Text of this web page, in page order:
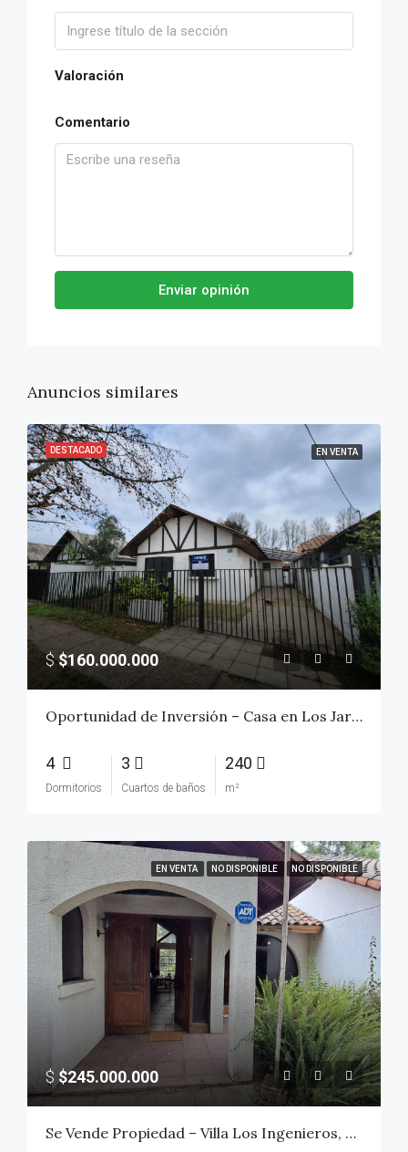
Valoración
Comentario
Enviar opinión
Anuncios similares
DESTACADO EN VENTA
$$160.000.000
Oportunidad de Inversión – Casa en Los Jardines de Talca
4
Dormitorios
3
Cuartos de baños
240
m²
EN VENTA NO DISPONIBLE NO DISPONIBLE
$ $245.000.000
Se Vende Propiedad – Villa Los Ingenieros, Sector Sur Poniente de Talca